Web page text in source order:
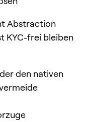
Abstraction
KYC-frei bleiben
den nativen